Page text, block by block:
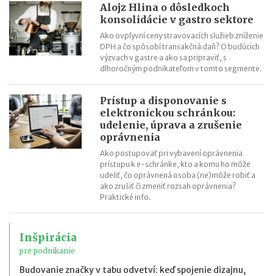
Alojz Hlina o dôsledkoch
konsolidácie v gastro sektore
Ako ovplyvní ceny stravovacích služieb zníženie
DPH a čo spôsobí transakčná daň? O budúcich
výzvach v gastre a ako sa pripraviť, s
dlhoročným podnikateľom v tomto segmente.
Prístup a disponovanie s
elektronickou schránkou:
udelenie, úprava a zrušenie
oprávnenia
Ako postupovať pri vybavení oprávnenia
prístupu k e-schránke, kto a komu ho môže
udeliť, čo oprávnená osoba (ne)môže robiť a
ako zrušiť či zmeniť rozsah oprávnenia?
Praktické info.
Inšpirácia
pre podnikanie
Budovanie značky v tabu odvetví: keď spojenie dizajnu,